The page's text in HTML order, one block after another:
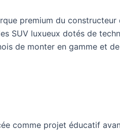
premium du
SUV luxueux dotés de
de monter en gamme et
comme projet éducatif